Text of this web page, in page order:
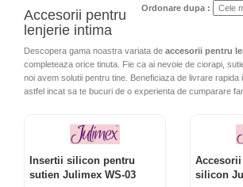
Ordonare dupa :
Accesorii pentru
lenjerie intima
Descopera gama noastra variata de accesorii pentru
completeaza orice tinuta. Fie ca ai nevoie de ciorapi,
noi avem solutii pentru tine. Beneficiaza de livrare rapida
astfel incat sa te bucuri de o experienta de cumparare
Insertii silicon pentru
sutien Julimex WS-03
silicon